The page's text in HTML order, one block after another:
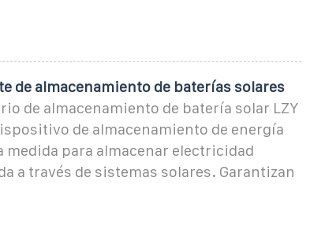
de almacenamiento de baterías solares
de almacenamiento de batería solar LZY
de almacenamiento de energía
medida para almacenar electricidad
a través de sistemas solares. Garantizan